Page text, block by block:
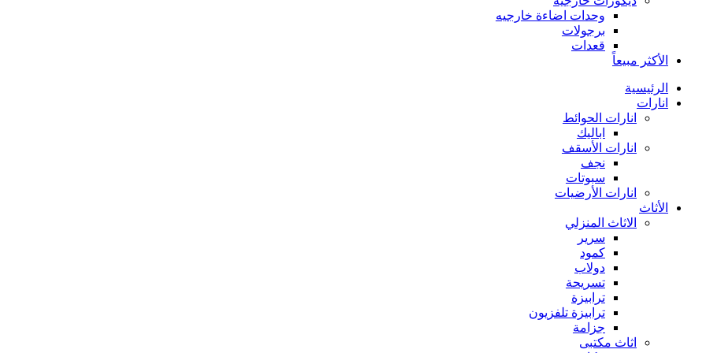
وحدات اضاءة خارجيه
برجولات
قعدات
الأكثر مبيعاً
الرئيسية
انارات
انارات الحوائط
اباليك
انارات الأسقف
نجف
سبوتات
انارات الأرضيات
الأثاث
الاثاث المنزلي
سرير
كمود
دولاب
تسريحة
ترابيزة
ترابيزة تلفزيون
جزامة
اثاث مكتبى